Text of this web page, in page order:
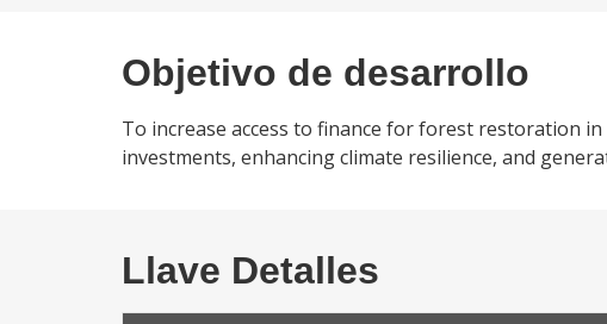
Objetivo de desarrollo
To increase access to finance for forest restoration
investments, enhancing climate resilience, and
Llave Detalles